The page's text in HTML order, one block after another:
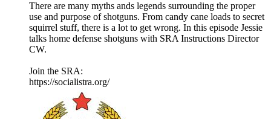
There are many myths ands legends surrounding the proper
use and purpose of shotguns. From candy cane loads to secret
squirrel stuff, there is a lot to get wrong. In this episode Jessie
talks home defense shotguns with SRA Instructions Director
CW.
Join the SRA:
https://socialistra.org/